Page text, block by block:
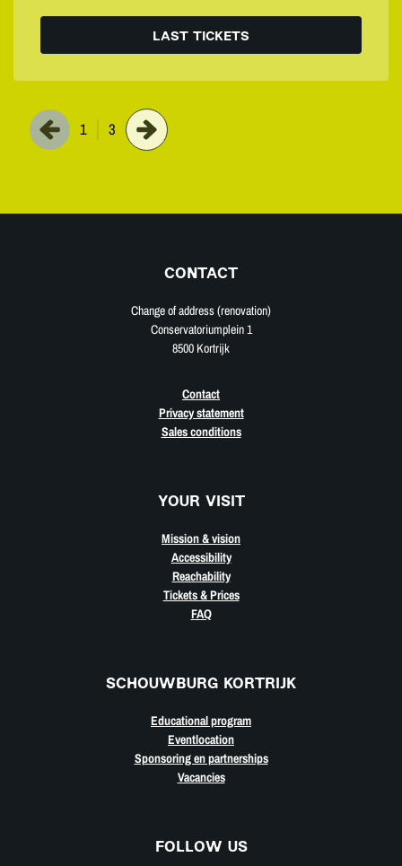
LAST TICKETS
1 3
CONTACT
Change of address (renovation)
Conservatoriumplein 1
8500 Kortrijk
Contact
Privacy statement
Sales conditions
YOUR VISIT
Mission & vision
Accessibility
Reachability
Tickets & Prices
FAQ
SCHOUWBURG KORTRIJK
Educational program
Eventlocation
Sponsoring en partnerships
Vacancies
FOLLOW US